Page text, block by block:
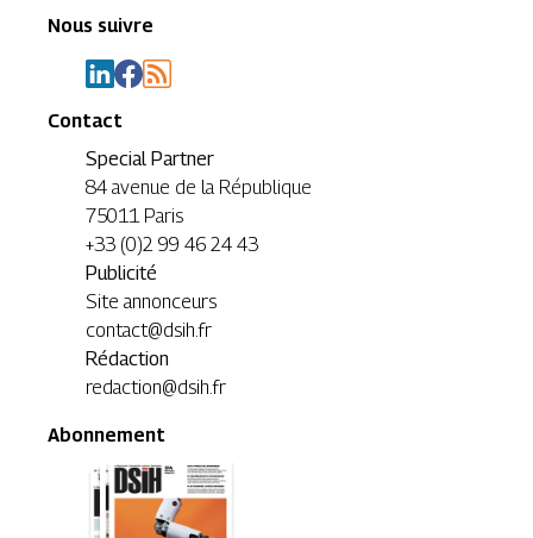
Nous suivre
Contact
Special Partner
84 avenue de la République
75011 Paris
+33 (0)2 99 46 24 43
Publicité
Site annonceurs
contact@dsih.fr
Rédaction
redaction@dsih.fr
Abonnement